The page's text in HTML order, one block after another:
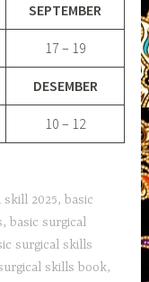
SEPTEMBER
17 – 19
DESEMBER
10 – 12
skill 2025, basic
, basic surgical
surgical skills
skills book,